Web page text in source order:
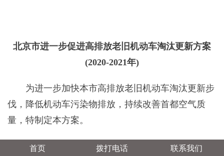
北京市进一步促进高排放老旧机动车淘汰更新方案
(2020-2021年)
为进一步加快本市高排放老旧机动车淘汰更新步
伐，降低机动车污染物排放，持续改善首都空气质
量，特制定本方案。
本方案所称高排放老旧机动车是指在本市登记注
首页 拨打电话 联系我们